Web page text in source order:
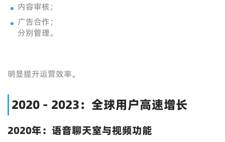
内容审核；
广告合作；
分别管理。
明显提升运营效率。
2020 - 2023：全球用户高速增长
2020年：语音聊天室与视频功能